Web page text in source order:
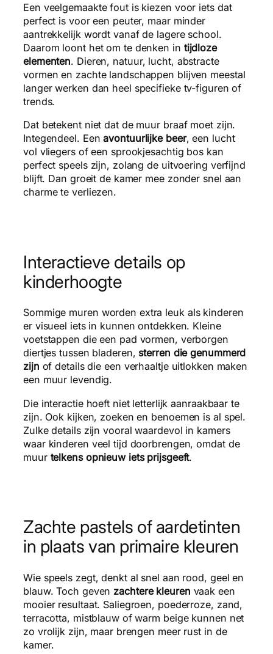
Een veelgemaakte fout is kiezen voor iets dat
perfect is voor een peuter, maar minder
aantrekkelijk wordt vanaf de lagere school.
Daarom loont het om te denken in tijdloze
elementen. Dieren, natuur, lucht, abstracte
vormen en zachte landschappen blijven meestal
langer werken dan heel specifieke tv-figuren of
trends.
Dat betekent niet dat de muur braaf moet zijn.
Integendeel. Eenavontuurlijke beer, een lucht
vol vliegers of een sprookjesachtig bos kan
perfect speels zijn, zolang de uitvoering verfijnd
blijft. Dan groeit de kamer mee zonder snel aan
charme te verliezen.
Interactieve details op
kinderhoogte
Sommige muren worden extra leuk als kinderen
er visueel iets in kunnen ontdekken. Kleine
voetstappen die een pad vormen, verborgen
diertjes tussen bladeren, sterren die genummerd
zijn of details die een verhaaltje uitlokken maken
een muur levendig.
Die interactie hoeft niet letterlijk aanraakbaar te
zijn. Ook kijken, zoeken en benoemen is al spel.
Zulke details zijn vooral waardevol in kamers
waar kinderen veel tijd doorbrengen, omdat de
muur telkens opnieuw iets prijsgeeft.
Zachte pastels of aardetinten
in plaats van primaire kleuren
Wie speels zegt, denkt al snel aan rood, geel en
blauw. Toch geven zachtere kleuren vaak een
mooier resultaat. Saliegroen, poederroze, zand,
terracotta, mistblauw of warm beige kunnen net
zo vrolijk zijn, maar brengen meer rust in de
kamer.